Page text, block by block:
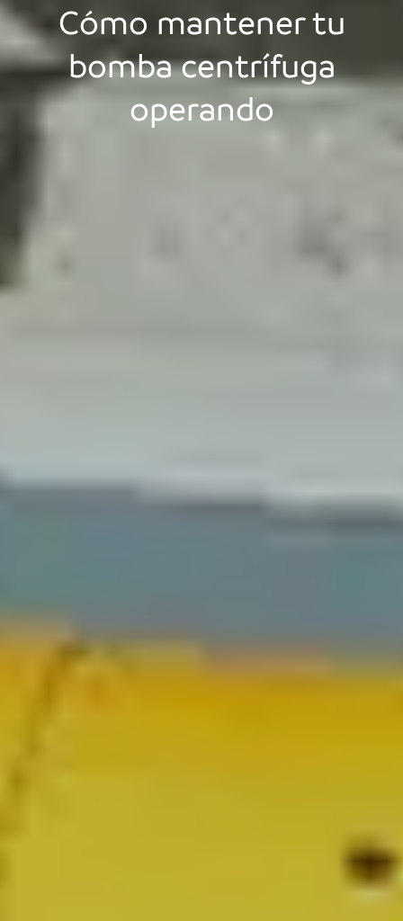
Cómo mantener tu
bomba centrífuga
operando